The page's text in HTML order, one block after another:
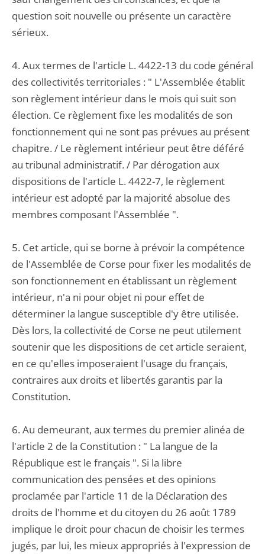
question soit nouvelle ou présente un caractère
sérieux.
4. Aux termes de l'article L. 4422-13 du code général
des collectivités territoriales : " L'Assemblée établit
son règlement intérieur dans le mois qui suit son
élection. Ce règlement fixe les modalités de son
fonctionnement qui ne sont pas prévues au présent
chapitre. / Le règlement intérieur peut être déféré
au tribunal administratif. / Par dérogation aux
dispositions de l'article L. 4422-7, le règlement
intérieur est adopté par la majorité absolue des
membres composant l'Assemblée ".
5. Cet article, qui se borne à prévoir la compétence
de l'Assemblée de Corse pour fixer les modalités de
son fonctionnement en établissant un règlement
intérieur, n'a ni pour objet ni pour effet de
déterminer la langue susceptible d'y être utilisée.
Dès lors, la collectivité de Corse ne peut utilement
soutenir que les dispositions de cet article seraient,
en ce qu'elles imposeraient l'usage du français,
contraires aux droits et libertés garantis par la
Constitution.
6. Au demeurant, aux termes du premier alinéa de
l'article 2 de la Constitution : " La langue de la
République est le français ". Si la libre
communication des pensées et des opinions
proclamée par l'article 11 de la Déclaration des
droits de l'homme et du citoyen du 26 août 1789
implique le droit pour chacun de choisir les termes
jugés, par lui, les mieux appropriés à l'expression de